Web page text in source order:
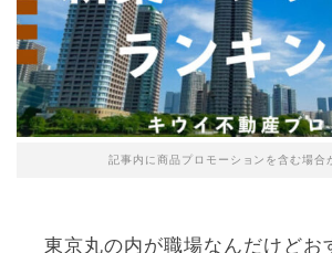
記事内に商品プロモーションを含む場合
東京丸の内が職場なんだけどお